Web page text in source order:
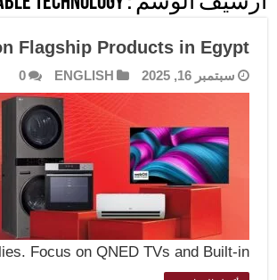
Flagship Products in Egypt
سبتمبر 16, 2025 ENGLISH
0
Focus on QNED TVs and Built-in …